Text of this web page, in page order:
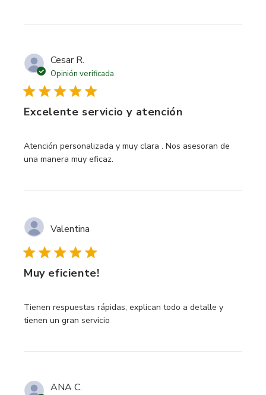
Cesar R.
Opinión verificada
Excelente servicio y atención
Atención personalizada y muy clara . Nos asesoran de
una manera muy eficaz.
read more about review content Atención personalizada y
Valentina
Muy eficiente!
Tienen respuestas rápidas, explican todo a detalle y
tienen un gran servicio
read more about review content Tienen respuestas
ANA C.